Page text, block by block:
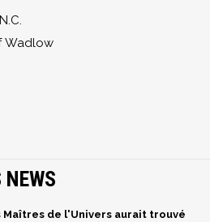
Wadlow
NEWS
Maîtres de l'Univers aurait trouvé